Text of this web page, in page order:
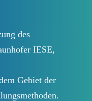
des
IESE,
Gebiet der